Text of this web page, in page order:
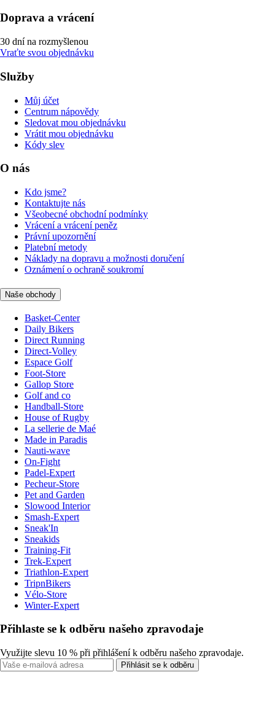
Doprava a vrácení
30 dní na rozmyšlenou
Vraťte svou objednávku
Služby
Můj účet
Centrum nápovědy
Sledovat mou objednávku
Vrátit mou objednávku
Kódy slev
O nás
Kdo jsme?
Kontaktujte nás
Všeobecné obchodní podmínky
Vrácení a vrácení peněz
Právní upozornění
Platební metody
Náklady na dopravu a možnosti doručení
Oznámení o ochraně soukromí
Naše obchody
Basket-Center
Daily Bikers
Direct Running
Direct-Volley
Espace Golf
Foot-Store
Gallop Store
Golf and co
Handball-Store
House of Rugby
La sellerie de Maé
Made in Paradis
Nauti-wave
On-Fight
Padel-Expert
Pecheur-Store
Pet and Garden
Slowood Interior
Smash-Expert
Sneak'In
Sneakids
Training-Fit
Trek-Expert
Triathlon-Expert
TripnBikers
Vélo-Store
Winter-Expert
Přihlaste se k odběru našeho zpravodaje
Využijte slevu 10 % při přihlášení k odběru našeho zpravodaje.
Přihlásit se k odběru